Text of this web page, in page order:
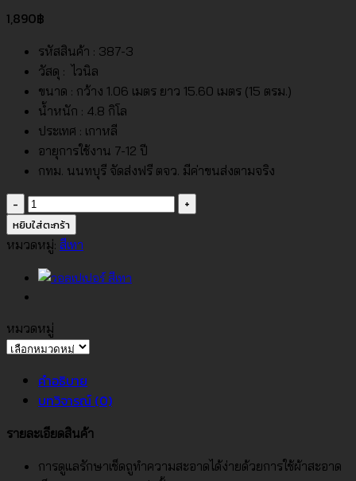
1,890฿
รหัสสินค้า : 387-3
วัสดุ : ไวนิล
ขนาด : กว้าง 1.06 เมตร ยาว 15.60 เมตร (15 ตรม.)
น้ำหนัก : 4.8 กิโล
ประเทศ : เกาหลี
อายุการใช้งาน 7-12 ปี
กทม. นนทบุรี จัดส่งฟรี ตจว. มีค่าขนส่งตามจริง
จำนวน
วอลเปเปอร์
สี
No.387-
3
ชิ้น
หยิบใส่ตะกร้า
หมวดหมู่: สีเทา
หมวดหมู่
หมวด
คำอธิบาย
บทวิจารณ์ (0)
รายละเอียดสินค้า
การดูแลรักษาเช็ดถูทำความสะอาดได้ง่ายด้วยการใช้ผ้าสะอาด